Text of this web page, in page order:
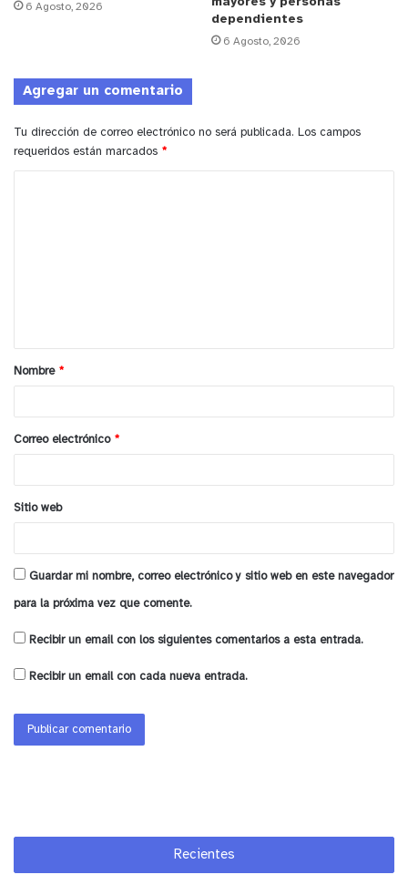
serviciosturisticos.sernatur.cl, donde se puede
buscar por el nombre del servicio, tipo de servicio
y tú, ¿qué opinas?
6 Agosto, 2026
dependientes
6 Agosto, 2026
Agregar un comentario
Tu dirección de correo electrónico no será publicada. Los campos
requeridos están marcados *
a
r
*
Nombre *
Correo electrónico *
Sitio web
Guardar mi nombre, correo electrónico y sitio web en este navegador
para la próxima vez que comente.
Recibir un email con los siguientes comentarios a esta entrada.
Recibir un email con cada nueva entrada.
Recientes